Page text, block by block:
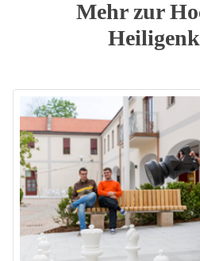
Mehr zur